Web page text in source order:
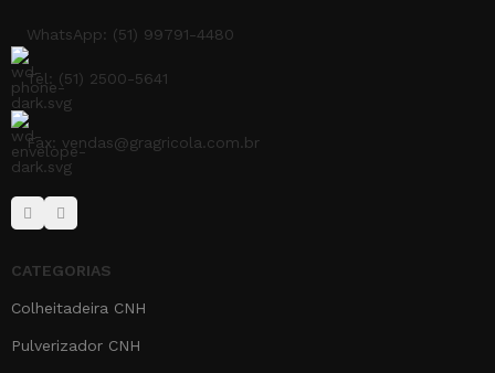
WhatsApp: (51) 99791-4480
Tel: (51) 2500-5641
Fax: vendas@gragricola.com.br
CATEGORIAS
Colheitadeira CNH
Pulverizador CNH